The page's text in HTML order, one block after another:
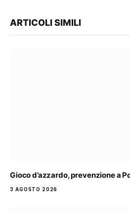
ARTICOLI SIMILI
Gioco d’azzardo, prevenzione a
3 AGOSTO 2026